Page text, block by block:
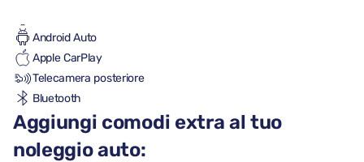
Android Auto
Apple CarPlay
Telecamera posteriore
Bluetooth
Aggiungi comodi extra al tuo
noleggio auto: